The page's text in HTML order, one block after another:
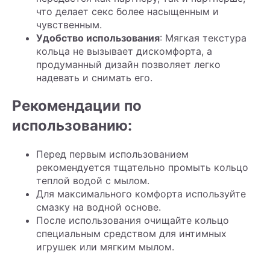
что делает секс более насыщенным и
чувственным.
Удобство использования: Мягкая текстура
кольца не вызывает дискомфорта, а
продуманный дизайн позволяет легко
надевать и снимать его.
Рекомендации по
использованию:
Перед первым использованием
рекомендуется тщательно промыть кольцо
теплой водой с мылом.
Для максимального комфорта используйте
смазку на водной основе.
После использования очищайте кольцо
специальным средством для интимных
игрушек или мягким мылом.